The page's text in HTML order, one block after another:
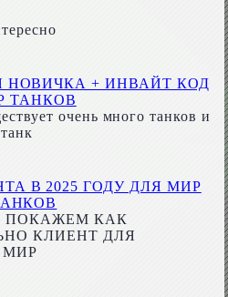
НОВИЧКА + ИНВАЙТ КОД
ТАНКОВ
очень много танков и
В 2025 ГОДУ ДЛЯ МИР
ПОКАЖЕМ КАК
КЛИЕНТ ДЛЯ
МИР